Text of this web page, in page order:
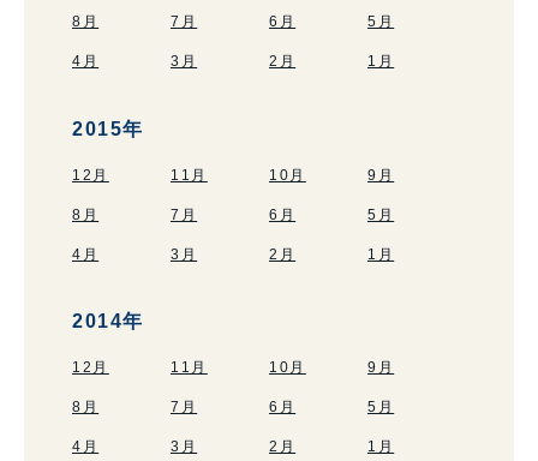
8月 7月 6月 5月
4月 3月 2月 1月
2015年
12月 11月 10月 9月
8月 7月 6月 5月
4月 3月 2月 1月
2014年
12月 11月 10月 9月
8月 7月 6月 5月
4月 3月 2月 1月